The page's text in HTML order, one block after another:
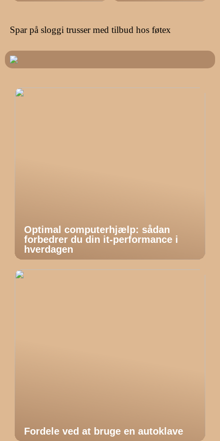
Spar på sloggi trusser med tilbud hos føtex
Optimal computerhjælp: sådan
forbedrer du din it-performance i
hverdagen
Fordele ved at bruge en autoklave